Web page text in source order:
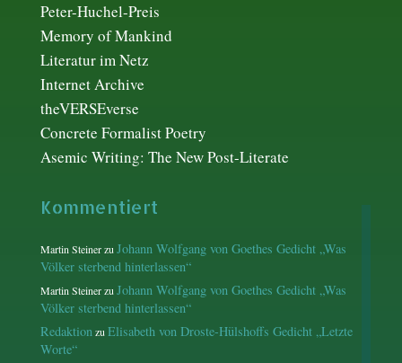
Peter-Huchel-Preis
Memory of Mankind
Literatur im Netz
Internet Archive
theVERSEverse
Concrete Formalist Poetry
Asemic Writing: The New Post-Literate
Kommentiert
Martin Steinerzu Johann Wolfgang von Goethes Gedicht „Was
Völker sterbend hinterlassen“
Martin Steinerzu Johann Wolfgang von Goethes Gedicht „Was
Völker sterbend hinterlassen“
Redaktion zu Elisabeth von Droste-Hülshoffs Gedicht „Letzte
Worte“